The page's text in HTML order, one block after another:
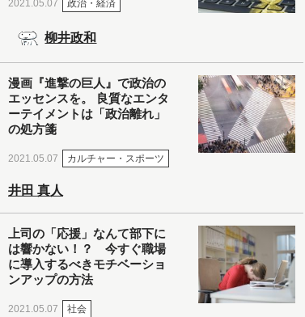
2021.05.07 政治・経済
柳井政和
漫画『進撃の巨人』で政治の
エッセンスを。 良質なエンタ
ーテイメントは「政治離れ」
の処方箋
2021.05.07 カルチャー・スポーツ
井田 真人
上司の「応援」なんて部下に
は響かない！？ 今すぐ職場
に導入するべきモチベーショ
ンアップの方法
2021.05.07 社会